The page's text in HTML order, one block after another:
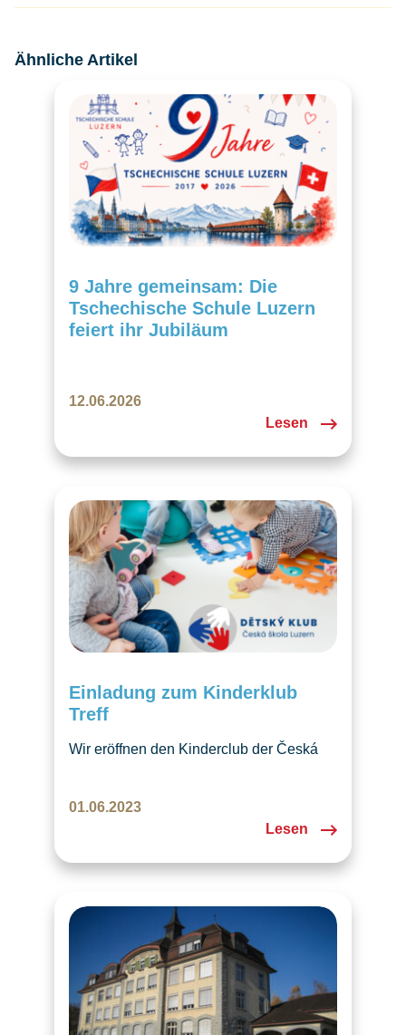
Ähnliche Artikel
9 Jahre gemeinsam: Die
Tschechische Schule Luzern
feiert ihr Jubiläum
12.06.2026
Lesen
Einladung zum Kinderklub
Treff
Wir eröffnen den Kinderclub der Česká
27. 6. 2023, mitzumachen! Wir treffen uns
mit Eltern und Kindern bis zu 5 Jahren im
01.06.2023
Lesen